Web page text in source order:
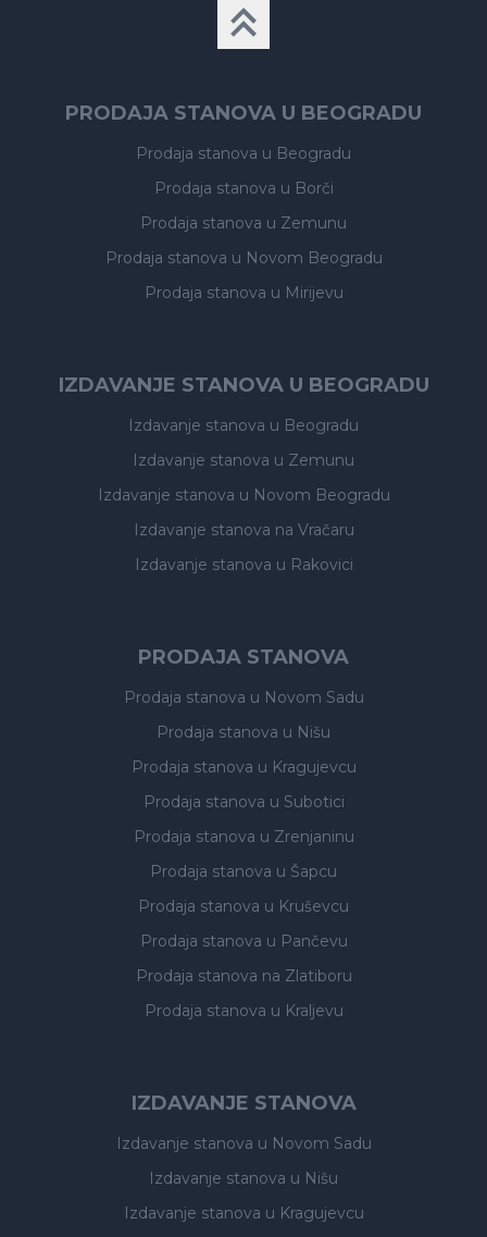
PRODAJA STANOVA U BEOGRADU
Prodaja stanova u Beogradu
Prodaja stanova u Borči
Prodaja stanova u Zemunu
Prodaja stanova u Novom Beogradu
Prodaja stanova u Mirijevu
IZDAVANJE STANOVA U BEOGRADU
Izdavanje stanova u Beogradu
Izdavanje stanova u Zemunu
Izdavanje stanova u Novom Beogradu
Izdavanje stanova na Vračaru
Izdavanje stanova u Rakovici
PRODAJA STANOVA
Prodaja stanova u Novom Sadu
Prodaja stanova u Nišu
Prodaja stanova u Kragujevcu
Prodaja stanova u Subotici
Prodaja stanova u Zrenjaninu
Prodaja stanova u Šapcu
Prodaja stanova u Kruševcu
Prodaja stanova u Pančevu
Prodaja stanova na Zlatiboru
Prodaja stanova u Kraljevu
IZDAVANJE STANOVA
Izdavanje stanova u Novom Sadu
Izdavanje stanova u Nišu
Izdavanje stanova u Kragujevcu